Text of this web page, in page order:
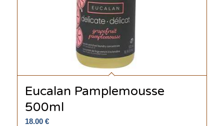
Eucalan Pamplemousse
500ml
18.00 €